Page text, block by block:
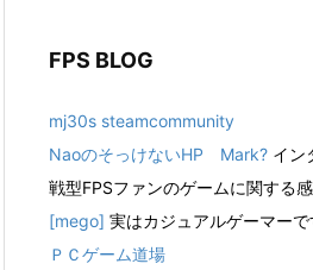
FPS BLOG
mj30s steamcommunity
NaoのそっけないHP Mark? イン
戦型FPSファンのゲームに関する感
[mego] 実はカジュアルゲーマーで
ＰＣゲーム道場